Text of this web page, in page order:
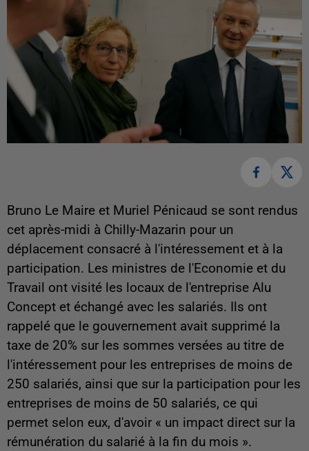
Bruno Le Maire et Muriel Pénicaud se sont rendus
cet après-midi à Chilly-Mazarin pour un
déplacement consacré à l'intéressement et à la
participation. Les ministres de l'Economie et du
Travail ont visité les locaux de l'entreprise Alu
Concept et échangé avec les salariés. Ils ont
rappelé que le gouvernement avait supprimé la
taxe de 20% sur les sommes versées au titre de
l'intéressement pour les entreprises de moins de
250 salariés, ainsi que sur la participation pour les
entreprises de moins de 50 salariés, ce qui
permet selon eux, d'avoir « un impact direct sur la
rémunération du salarié à la fin du mois ».